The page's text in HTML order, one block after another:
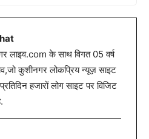
लाइव.com के साथ विगत 05 वर्ष
कुशीनगर लोकप्रिय न्यूज़ साइट
हजारों लोग साइट पर विजिट